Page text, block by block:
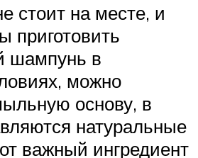
стоит на месте, и
приготовить
шампунь в
можно
основу, в
натуральные
важный ингредиент